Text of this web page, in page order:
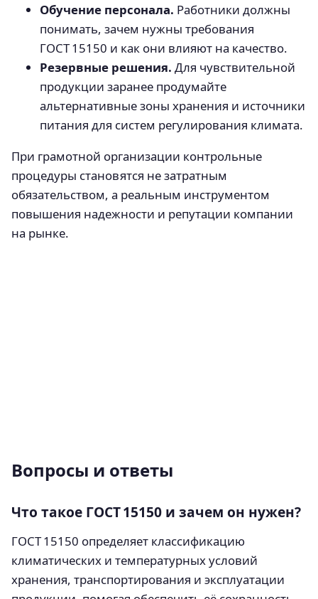
Обучение персонала. Работники должны
понимать, зачем нужны требования
ГОСТ 15150 и как они влияют на качество.
Резервные решения. Для чувствительной
продукции заранее продумайте
альтернативные зоны хранения и источники
питания для систем регулирования климата.
При грамотной организации контрольные
процедуры становятся не затратным
обязательством, а реальным инструментом
повышения надежности и репутации компании
на рынке.
Вопросы и ответы
Что такое ГОСТ 15150 и зачем он нужен?
ГОСТ 15150 определяет классификацию
климатических и температурных условий
хранения, транспортирования и эксплуатации